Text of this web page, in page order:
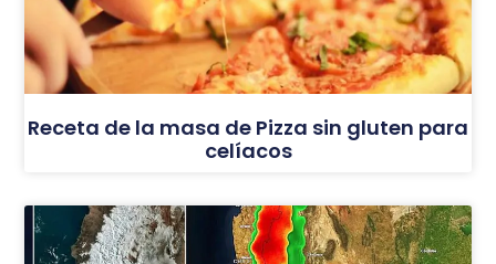
Receta de la masa de Pizza sin gluten para
celíacos